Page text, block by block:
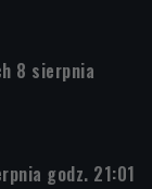
8 sierpnia
godz. 21:01